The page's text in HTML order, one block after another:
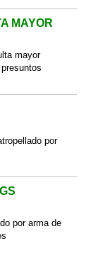
MAYOR
mayor
por
por arma de